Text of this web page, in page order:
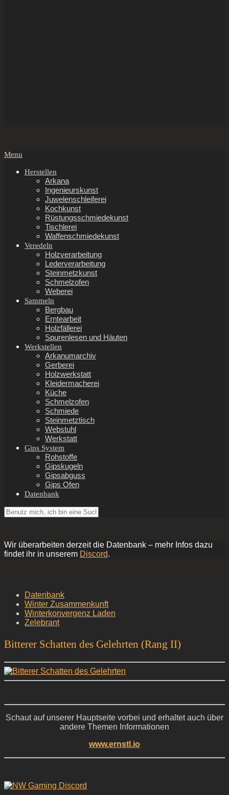
Secondary
Menu
Menu
Herstellen
Arkana
Ingenieurskunst
Juwelenschleiferei
Kochkunst
Rüstungsschmiedekunst
Tischlerei
Waffenschmiedekunst
Veredeln
Holzverarbeitung
Lederverarbeitung
Steinmetzkunst
Schmelzofen
Weberei
Sammeln
Bergbau
Erntearbeit
Holzfällerei
Spurenlesen und Häuten
Werkstellen
Arkanumarchiv
Gerberei
Holzwerkstatt
Kleidermacherei
Küche
Schmelzofen
Schmiede
Steinmetztisch
Webstuhl
Werkstatt
Gips System
Rohstoffe
Gipskugeln
Gipsabguss
Gips Ofen
Datenbank
Wir überarbeiten derzeit die Datenbank – mehr Infos dazu
findet ihr in unserem Discord.
Datenbank
Winter Zusammenkunft
Winterkonvergenz Laden
Zelebrant
Bitterer Schatten des Gelehrten (Rang II)
Schaut auf unserer Hauptseite vorbei und erhaltet auch über
andere Themen Informationen
www.ernstl.io